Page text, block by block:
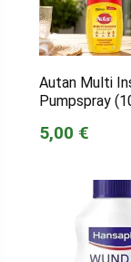
Autan Multi
Pumpspray
5,00 €